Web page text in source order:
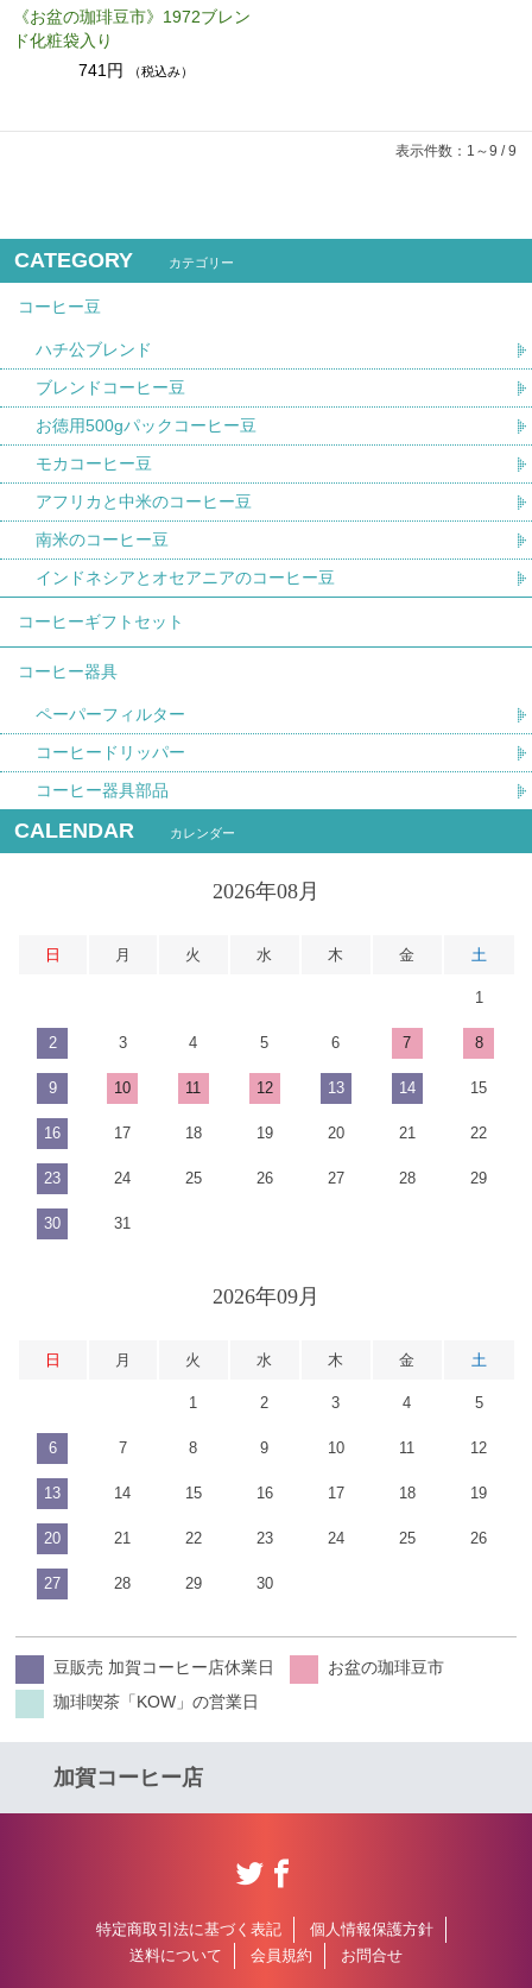
《お盆の珈琲豆市》1972ブレン
ド化粧袋入り
741円
（税込み）
表示件数：1～9 / 9
CATEGORY カテゴリー
コーヒー豆
ハチ公ブレンド
ブレンドコーヒー豆
お徳用500gパックコーヒー豆
モカコーヒー豆
アフリカと中米のコーヒー豆
南米のコーヒー豆
インドネシアとオセアニアのコーヒー豆
コーヒーギフトセット
コーヒー器具
ペーパーフィルター
コーヒードリッパー
コーヒー器具部品
CALENDAR カレンダー
2026年08月
日 月 火 水 木 金 土
1
2 3 4 5 6 7 8
9 10 11 12 13 14 15
16 17 18 19 20 21 22
23 24 25 26 27 28 29
30 31
2026年09月
日 月 火 水 木 金 土
1 2 3 4 5
6 7 8 9 10 11 12
13 14 15 16 17 18 19
20 21 22 23 24 25 26
27 28 29 30
豆販売 加賀コーヒー店休業日
お盆の珈琲豆市
珈琲喫茶「KOW」の営業日
加賀コーヒー店
特定商取引法に基づく表記
個人情報保護方針
送料について
会員規約 お問合せ